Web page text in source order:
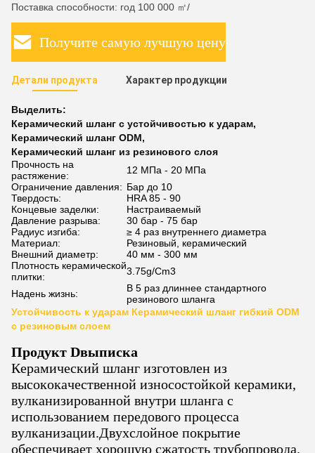
Поставка способности: год 100 000 ㎡/
Получите самую лучшую цену
Детали продукта Характер продукции
Выделить:
Керамический шланг с устойчивостью к ударам,
Керамический шланг ODM,
Керамический шланг из резинового слоя
Прочность на
растяжение:
12 МПа - 20 МПа
Ограничение давления: Бар до 10
Твердость:
HRA 85 - 90
Концевые заделки:
Настраиваемый
Давление разрыва:
30 бар - 75 бар
Радиус изгиба:
≥ 4 раз внутреннего диаметра
Материал:
Резиновый, керамический
Внешний диаметр:
40 мм - 300 мм
Плотность керамической
плитки:
3.75g/Cm3
Надень жизнь:
В 5 раз длиннее стандартного
резинового шланга
Устойчивость к ударам Керамический шланг гибкий ODM
с резиновым слоем
Продукт Dвыписка
Керамический шланг изготовлен из
высококачественной износостойкой керамики,
вулканизированной внутри шланга с
использованием передового процесса
вулканизации.Двухслойное покрытие
обеспечивает хорошую сжатость трубопровода.